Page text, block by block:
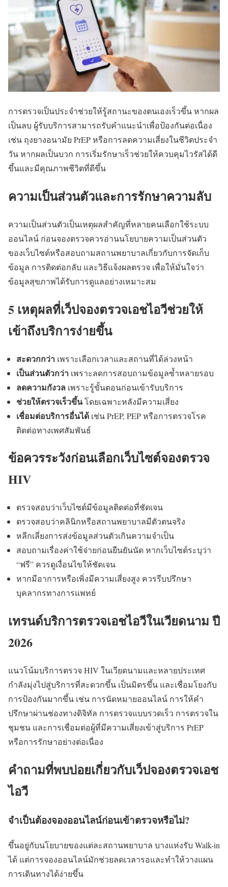
การตรวจเป็นประจำช่วยให้รู้สถานะของตนเองเร็วขึ้น หากผล
เป็นลบ ผู้รับบริการสามารถรับคำแนะนำเพื่อป้องกันต่อเนื่อง
เช่น ถุงยางอนามัย PrEP หรือการลดความเสี่ยงในชีวิตประจำ
วัน หากผลเป็นบวก การเริ่มรักษาเร็วช่วยให้ควบคุมไวรัสได้ดี
ขึ้นและมีคุณภาพชีวิตที่ดีขึ้น
ความเป็นส่วนตัวและการรักษาความลับ
ความเป็นส่วนตัวเป็นเหตุผลสำคัญที่หลายคนเลือกใช้ระบบ
ออนไลน์ ก่อนจองตรวจควรอ่านนโยบายความเป็นส่วนตัว
ของเว็บไซต์หรือสอบถามสถานพยาบาลเกี่ยวกับการจัดเก็บ
ข้อมูล การติดต่อกลับ และวิธีแจ้งผลตรวจ เพื่อให้มั่นใจว่า
ข้อมูลสุขภาพได้รับการดูแลอย่างเหมาะสม
5 เหตุผลที่เว็ปจองตรวจเอชไอวีช่วยให้
เข้าถึงบริการง่ายขึ้น
สะดวกกว่า เพราะเลือกเวลาและสถานที่ได้ล่วงหน้า
เป็นส่วนตัวกว่า เพราะลดการสอบถามข้อมูลซ้ำหลายรอบ
ลดความกังวล เพราะรู้ขั้นตอนก่อนเข้ารับบริการ
ช่วยให้ตรวจเร็วขึ้นโดยเฉพาะหลังมีความเสี่ยง
เชื่อมต่อบริการอื่นได้ เช่น PrEP, PEP หรือการตรวจโรค
ติดต่อทางเพศสัมพันธ์
ข้อควรระวังก่อนเลือกเว็บไซต์จองตรวจ
HIV
ตรวจสอบว่าเว็บไซต์มีข้อมูลติดต่อที่ชัดเจน
ตรวจสอบว่าคลินิกหรือสถานพยาบาลมีตัวตนจริง
หลีกเลี่ยงการส่งข้อมูลส่วนตัวเกินความจำเป็น
สอบถามเรื่องค่าใช้จ่ายก่อนยืนยันนัด หากเว็บไซต์ระบุว่า
“ฟรี” ควรดูเงื่อนไขให้ชัดเจน
หากมีอาการหรือเพิ่งมีความเสี่ยงสูง ควรรีบปรึกษา
บุคลากรทางการแพทย์
เทรนด์บริการตรวจเอชไอวีในเวียดนาม ปี
2026
แนวโน้มบริการตรวจ HIV ในเวียดนามและหลายประเทศ
กำลังมุ่งไปสู่บริการที่สะดวกขึ้น เป็นมิตรขึ้น และเชื่อมโยงกับ
การป้องกันมากขึ้น เช่น การนัดหมายออนไลน์ การให้คำ
ปรึกษาผ่านช่องทางดิจิทัล การตรวจแบบรวดเร็ว การตรวจใน
ชุมชน และการเชื่อมต่อผู้ที่มีความเสี่ยงเข้าสู่บริการ PrEP
หรือการรักษาอย่างต่อเนื่อง
คำถามที่พบบ่อยเกี่ยวกับเว็ปจองตรวจเอช
ไอวี
จำเป็นต้องจองออนไลน์ก่อนเข้าตรวจหรือไม่?
ขึ้นอยู่กับนโยบายของแต่ละสถานพยาบาล บางแห่งรับ Walk-in
ได้ แต่การจองออนไลน์มักช่วยลดเวลารอและทำให้วางแผน
การเดินทางได้ง่ายขึ้น